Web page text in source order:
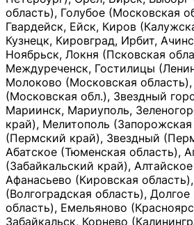
область), Голубое (Московская
Гвардейск, Ейск, Киров
Кузнецк, Кировград, Ирбит,
Ноябрьск, Локня (Псковская
Междуреченск, Гостилицы
Молоково (Московская
(Московская обл.), Звездный
Мариинск, Мариуполь,
край), Мелитополь
(Пермский край), Звездный
Абатское (Тюменская область),
(Забайкальский край),
Афанасьево (Кировская
(Волгоградская область),
область), Емельяново
Забайкальск, Корнево